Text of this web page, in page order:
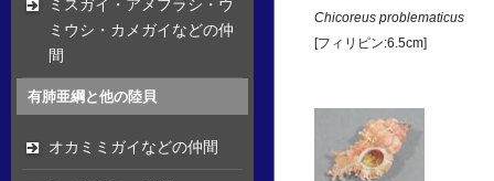
Chicoreus problematicus
[フィリピン:6.5cm]
ミスガイ・アメフラシ・ウ
ミウシ・カメガイなどの仲
間
有肺亜綱と他の陸貝
オカミミガイなどの仲間